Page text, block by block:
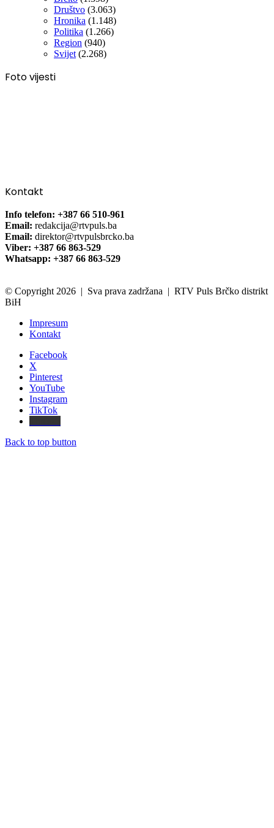
Društvo (3.063)
Hronika (1.148)
Politika (1.266)
Region (940)
Svijet (2.268)
Foto vijesti
Kontakt
Info telefon: +387 66 510-961
Email: redakcija@rtvpuls.ba
Email: direktor@rtvpulsbrcko.ba
Viber: +387 66 863-529
Whatsapp: +387 66 863-529
© Copyright 2026 | Sva prava zadržana | RTV Puls Brčko distrikt
BiH
Impresum
Kontakt
Facebook
X
Pinterest
YouTube
Instagram
TikTok
Back to top button